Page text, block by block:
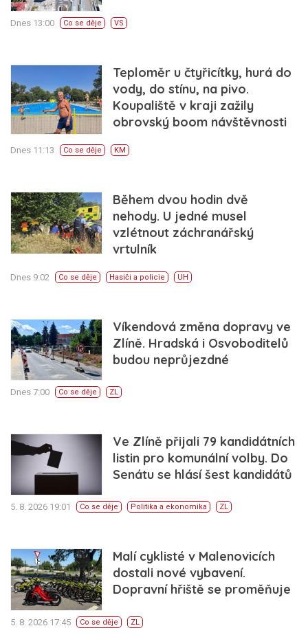
Dnes 13:00 Co se děje VS
Teploměr u čtyřicítky, hurá do
vody, do stínu, na pivo.
Koupaliště v kraji zažily
obrovský boom návštěvnosti
Dnes 11:13 Co se děje KM
Během dvou hodin dvě
nehody. U jedné musel
vzlétnout záchranářský
vrtulník
Dnes 9:02 Co se děje Hasiči a policie UH
Víkendová změna dopravy ve
Zlíně. Hradská i Osvoboditelů
budou neprůjezdné
Dnes 7:00 Co se děje ZL
Ve Zlíně přijali 79 kandidátních
listin pro komunální volby. Do
Senátu se hlásí šest kandidátů
5. 8. 2026 19:01 Co se děje Politika a ekonomika ZL
Malí cyklisté v Malenovicích
dostali nové vybavení.
Dopravní hřiště se proměňuje
5. 8. 2026 17:45 Co se děje ZL